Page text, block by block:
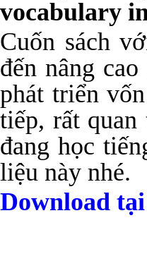
vocabulary
Cuốn sách
đến nâng
phát triển
tiếp, rất
đang học
liệu này nhé.
Download